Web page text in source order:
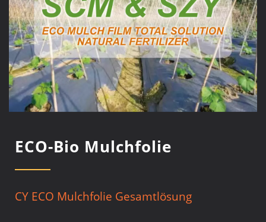
ECO-Bio Mulchfolie
CY ECO Mulchfolie Gesamtlösung